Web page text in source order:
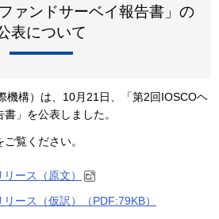
ァンドサーベイ報告書」の
表について
機構）は、10月21日、「第2回IOSCOヘ
」を公表しました。
覧ください。
ース（原文）
ース（仮訳）（PDF:79KB）